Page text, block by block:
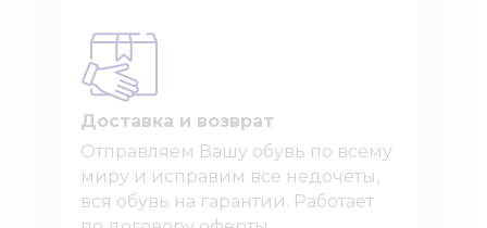
Доставка и возврат
Отправляем Вашу обувь по всему
миру и исправим все недочёты,
вся обувь на гарантии. Работает